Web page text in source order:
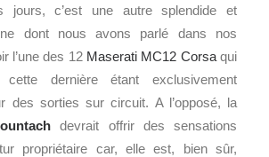
jours, c’est une autre splendide et
dont nous avons parlé dans nos
l’une des 12 Maserati MC12 Corsaqui
dernière étant exclusivement
des sorties sur circuit. A l’opposé, la
devrait offrir des sensations
propriétaire car, elle est, bien sûr,